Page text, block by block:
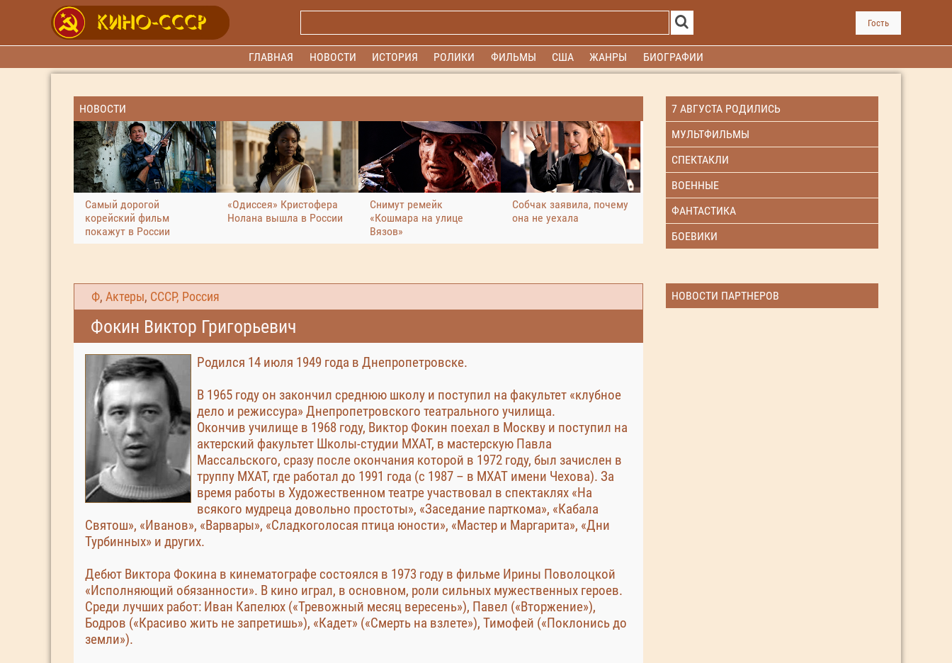
Гость
ГЛАВНАЯ НОВОСТИ ИСТОРИЯ РОЛИКИ ФИЛЬМЫ США ЖАНРЫ БИОГРАФИИ
НОВОСТИ
Самый дорогой
корейский фильм
покажут в России
«Одиссея» Кристофера
Нолана вышла в России
Снимут ремейк
«Кошмара на улице
Вязов»
Собчак заявила, почему
она не уехала
7 АВГУСТА РОДИЛИСЬ
МУЛЬТФИЛЬМЫ
СПЕКТАКЛИ
ВОЕННЫЕ
ФАНТАСТИКА
БОЕВИКИ
Ф, Актеры, СССР, Россия
Фокин Виктор Григорьевич
Родился 14 июля 1949 года в Днепропетровске.
В 1965 году он закончил среднюю школу и поступил на факультет «клубное
дело и режиссура» Днепропетровского театрального училища.
Окончив училище в 1968 году, Виктор Фокин поехал в Москву и поступил на
актерский факультет Школы-студии МХАТ, в мастерскую Павла
Массальского, сразу после окончания которой в 1972 году, был зачислен в
труппу МХАТ, где работал до 1991 года (с 1987 – в МХАТ имени Чехова). За
время работы в Художественном театре участвовал в спектаклях «На
всякого мудреца довольно простоты», «Заседание парткома», «Кабала
Святош», «Иванов», «Варвары», «Сладкоголосая птица юности», «Мастер и Маргарита», «Дни
Турбинных» и других.
Дебют Виктора Фокина в кинематографе состоялся в 1973 году в фильме Ирины Поволоцкой
«Исполняющий обязанности». В кино играл, в основном, роли сильных мужественных героев.
Среди лучших работ: Иван Капелюх («Тревожный месяц вересень»), Павел («Вторжение»),
Бодров («Красиво жить не запретишь»), «Кадет» («Смерть на взлете»), Тимофей («Поклонись до
земли»).
НОВОСТИ ПАРТНЕРОВ